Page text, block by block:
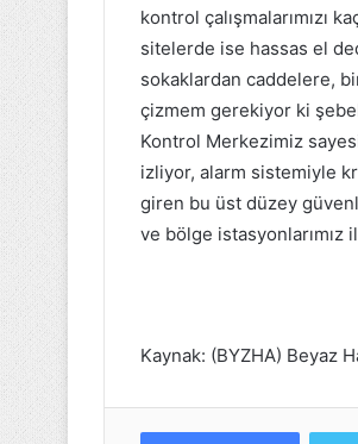
kontrol çalışmalarımızı
sitelerde ise hassas el
sokaklardan caddelere,
çizmem gerekiyor ki
Kontrol Merkezimiz
izliyor, alarm sistemiyle
giren bu üst düzey
ve bölge istasyonlarımız
Kaynak: (BYZHA) Beyaz